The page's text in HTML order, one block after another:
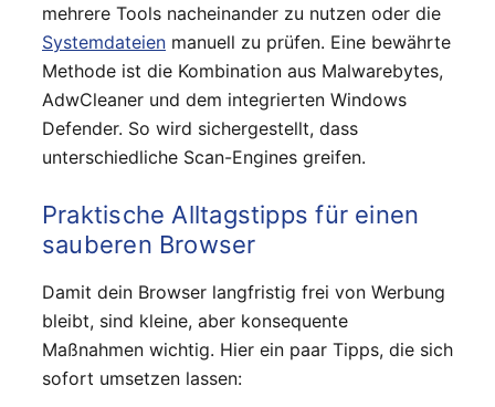
mehrere Tools nacheinander zu nutzen oder die
Systemdateien manuell zu prüfen. Eine bewährte
Methode ist die Kombination aus Malwarebytes,
AdwCleaner und dem integrierten Windows
Defender. So wird sichergestellt, dass
unterschiedliche Scan-Engines greifen.
Praktische Alltagstipps für einen
sauberen Browser
Damit dein Browser langfristig frei von Werbung
bleibt, sind kleine, aber konsequente
Maßnahmen wichtig. Hier ein paar Tipps, die sich
sofort umsetzen lassen: